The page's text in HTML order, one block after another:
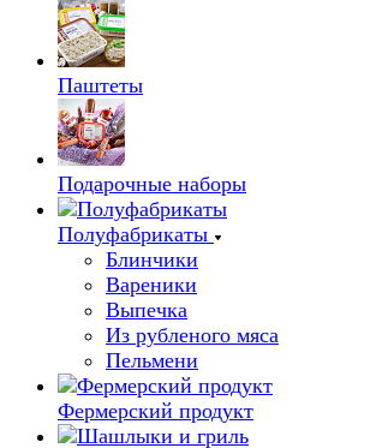
Паштеты
Подарочные наборы
Полуфабрикаты
Блинчики
Вареники
Выпечка
Из рубленого мяса
Пельмени
Фермерский продукт